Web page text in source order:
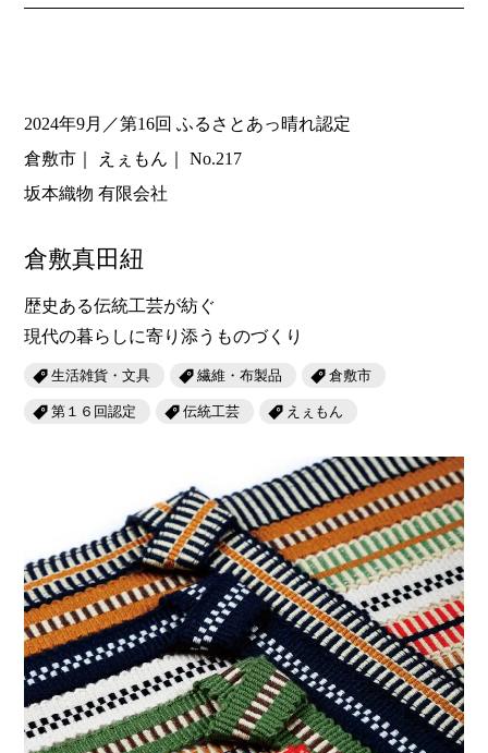
2024年9月／第16回 ふるさとあっ晴れ認定
倉敷市
えぇもん
No.217
坂本織物 有限会社
倉敷真田紐
歴史ある伝統工芸が紡ぐ
現代の暮らしに寄り添うものづくり
生活雑貨・文具 繊維・布製品 倉敷市
第１６回認定 伝統工芸 えぇもん